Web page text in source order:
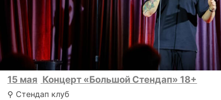
15 мая Концерт «Большой Стендап» 18+
⚲ Стендап клуб